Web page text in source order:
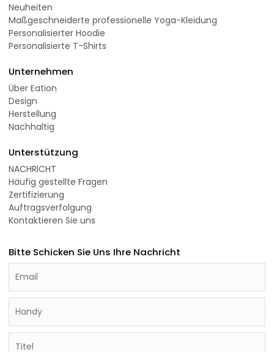
Neuheiten
Maßgeschneiderte professionelle Yoga-Kleidung
Personalisierter Hoodie
Personalisierte T-Shirts
Unternehmen
Über Eation
Design
Herstellung
Nachhaltig
Unterstützung
NACHRICHT
Häufig gestellte Fragen
Zertifizierung
Auftragsverfolgung
Kontaktieren Sie uns
Bitte Schicken Sie Uns Ihre Nachricht